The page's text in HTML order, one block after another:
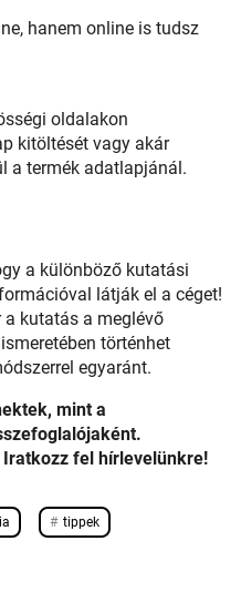
hanem online is tudsz
oldalakon
kitöltését vagy akár
a termék adatlapjánál.
a különböző kutatási
látják el a céget!
kutatás a meglévő
történhet
egyaránt.
mint a
fel hírlevelünkre!
tippek